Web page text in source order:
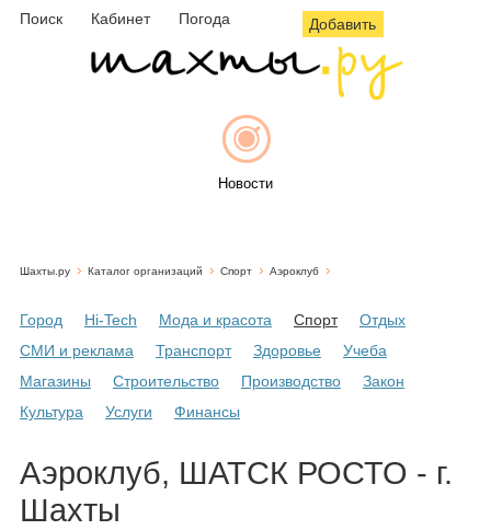
Поиск Кабинет Погода Добавить
Новости
Объявления
Шахты.ру Каталог организаций Спорт Аэроклуб
Город Hi-Tech Мода и красота Спорт
Отдых
СМИ и реклама
Транспорт Здоровье
Учеба
Магазины
Строительство Производство
Закон
Культура
Услуги Финансы
Аэроклуб, ШАТСК РОСТО - г.
Шахты